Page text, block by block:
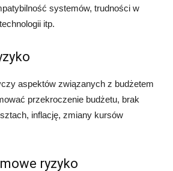
systemów, trudności w
itp.
aspektów związanych z budżetem
przekroczenie budżetu, brak
inflację, zmiany kursów
ryzyko